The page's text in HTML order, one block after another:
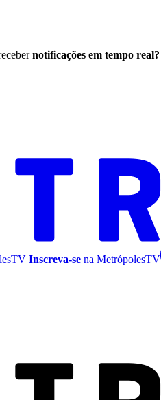
notificações em tempo real?
Inscreva-se na MetrópolesTV